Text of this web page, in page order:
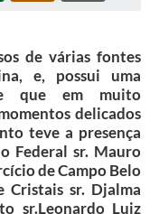
de várias fontes
e, possui uma
que em muito
delicados
teve a presença
Federal sr. Mauro
de Campo Belo
Cristais sr. Djalma
sr.Leonardo Luiz